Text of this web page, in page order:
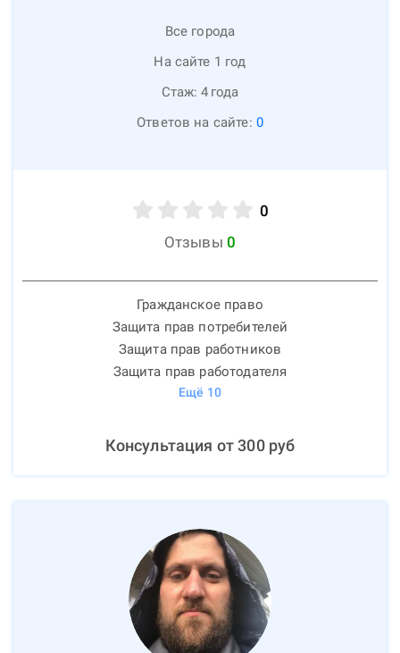
Все города
На сайте 1 год
Стаж: 4 года
Ответов на сайте: 0
0
Отзывы 0
Гражданское право
Защита прав потребителей
Защита прав работников
Защита прав работодателя
Ещё 10
Консультация от300руб